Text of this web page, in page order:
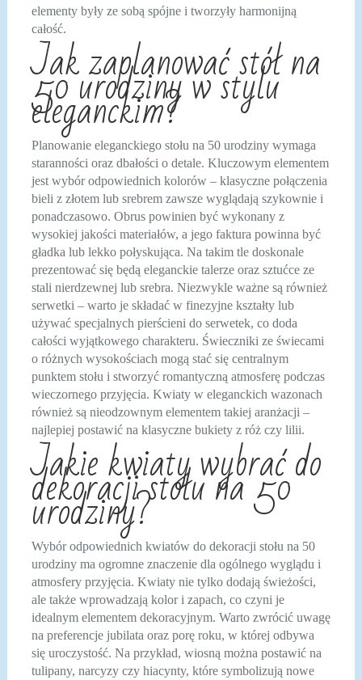
elementy były ze sobą spójne i tworzyły harmonijną
całość.
Jak zaplanować stół na
50 urodziny w stylu
eleganckim?
Planowanie eleganckiego stołu na 50 urodziny wymaga
staranności oraz dbałości o detale. Kluczowym elementem
jest wybór odpowiednich kolorów – klasyczne połączenia
bieli z złotem lub srebrem zawsze wyglądają szykownie i
ponadczasowo. Obrus powinien być wykonany z
wysokiej jakości materiałów, a jego faktura powinna być
gładka lub lekko połyskująca. Na takim tle doskonale
prezentować się będą eleganckie talerze oraz sztućce ze
stali nierdzewnej lub srebra. Niezwykle ważne są również
serwetki – warto je składać w finezyjne kształty lub
używać specjalnych pierścieni do serwetek, co doda
całości wyjątkowego charakteru. Świeczniki ze świecami
o różnych wysokościach mogą stać się centralnym
punktem stołu i stworzyć romantyczną atmosferę podczas
wieczornego przyjęcia. Kwiaty w eleganckich wazonach
również są nieodzownym elementem takiej aranżacji –
najlepiej postawić na klasyczne bukiety z róż czy lilii.
Jakie kwiaty wybrać do
dekoracji stołu na 50
urodziny?
Wybór odpowiednich kwiatów do dekoracji stołu na 50
urodziny ma ogromne znaczenie dla ogólnego wyglądu i
atmosfery przyjęcia. Kwiaty nie tylko dodają świeżości,
ale także wprowadzają kolor i zapach, co czyni je
idealnym elementem dekoracyjnym. Warto zwrócić uwagę
na preferencje jubilata oraz porę roku, w której odbywa
się uroczystość. Na przykład, wiosną można postawić na
tulipany, narcyzy czy hiacynty, które symbolizują nowe